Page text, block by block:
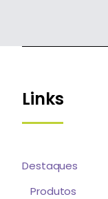
Links
Destaques
Produtos